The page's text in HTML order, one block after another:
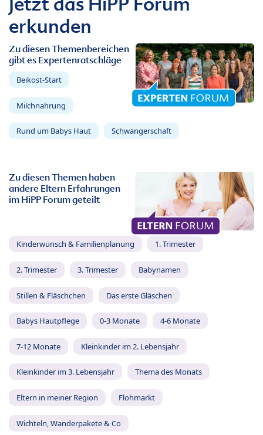
erkunden
Zu diesen Themenbereichen
gibt es Expertenratschläge
Beikost-Start
Milchnahrung
Rund um Babys Haut Schwangerschaft
Zu diesen Themen haben
andere Eltern Erfahrungen
im HiPP Forum geteilt
Kinderwunsch & Familienplanung 1. Trimester
2. Trimester 3. Trimester Babynamen
Stillen & Fläschchen Das erste Gläschen
Babys Hautpflege 0-3 Monate 4-6 Monate
7-12 Monate Kleinkinder im 2. Lebensjahr
Kleinkinder im 3. Lebensjahr Thema des Monats
Eltern in meiner Region Flohmarkt
Wichteln, Wanderpakete & Co